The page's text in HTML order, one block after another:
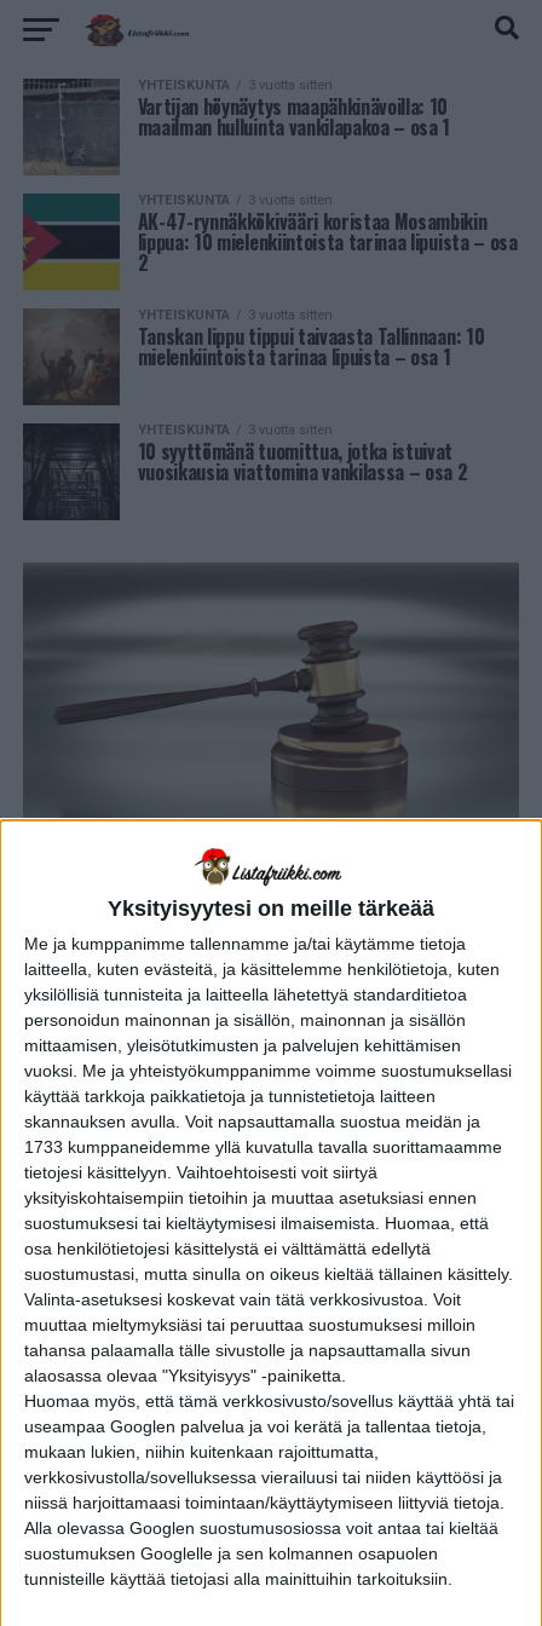
Yksityisyytesi on meille tärkeää
Me ja kumppanimme tallennamme ja/tai käytämme tietoja
laitteella, kuten evästeitä, ja käsittelemme henkilötietoja, kuten
yksilöllisiä tunnisteita ja laitteella lähetettyä standarditietoa
personoidun mainonnan ja sisällön, mainonnan ja sisällön
mittaamisen, yleisötutkimusten ja palvelujen kehittämisen
vuoksi. Me ja yhteistyökumppanimme voimme suostumuksellasi
käyttää tarkkoja paikkatietoja ja tunnistetietoja laitteen
skannauksen avulla. Voit napsauttamalla suostua meidän ja
1733 kumppaneidemme yllä kuvatulla tavalla suorittamaamme
tietojesi käsittelyyn. Vaihtoehtoisesti voit siirtyä
yksityiskohtaisempiin tietoihin ja muuttaa asetuksiasi ennen
suostumuksesi tai kieltäytymisesi ilmaisemista.
Huomaa, että
osa henkilötietojesi käsittelystä ei välttämättä edellytä
suostumustasi, mutta sinulla on oikeus kieltää tällainen käsittely.
Valinta-asetuksesi koskevat vain tätä verkkosivustoa. Voit
muuttaa mieltymyksiäsi tai peruuttaa suostumuksesi milloin
tahansa palaamalla tälle sivustolle ja napsauttamalla sivun
alaosassa olevaa "Yksityisyys" -painiketta.
Huomaa myös, että tämä verkkosivusto/sovellus käyttää yhtä tai
useampaa Googlen palvelua ja voi kerätä ja tallentaa tietoja,
mukaan lukien, niihin kuitenkaan rajoittumatta,
verkkosivustolla/sovelluksessa vierailuusi tai niiden käyttöösi ja
niissä harjoittamaasi toimintaan/käyttäytymiseen liittyviä tietoja.
Alla olevassa Googlen suostumusosiossa voit antaa tai kieltää
suostumuksen Googlelle ja sen kolmannen osapuolen
tunnisteille käyttää tietojasi alla mainittuihin tarkoituksiin.
YHTEISKUNTA 3 vuotta sitten
Vartijan höynäytys maapähkinävoilla: 10
maailman hulluinta vankilapakoa – osa 1
YHTEISKUNTA 3 vuotta sitten
AK-47-rynnäkkökivääri koristaa Mosambikin
lippua: 10 mielenkiintoista tarinaa lipuista – osa
2
YHTEISKUNTA 3 vuotta sitten
Tanskan lippu tippui taivaasta Tallinnaan: 10
mielenkiintoista tarinaa lipuista – osa 1
YHTEISKUNTA 3 vuotta sitten
10 syyttömänä tuomittua, jotka istuivat
vuosikausia viattomina vankilassa – osa 2
YHTEISKUNTA 3 vuotta sitten
10 syyttömänä tuomittua, jotka
istuivat vuosikausia viattomina
vankilassa – osa 1
3 vuotta sitten
Miksi love tarkoittaa tenniksessä nollaa?
YHTEISKUNTA 3 vuotta sitten
Miksi Suomen tunnetuimman pokaalin nimi on
Kanada-malja? 10 tarinaa ikonisista
urheilupalkinnoista – osa 2
Missä on Muhammad Alin alkuperäinen
olympiakultamitali? 10 tarinaa ikonisista
urheilupalkinnoista – osa 1
YHTEISKUNTA 3 vuotta sitten
”Väärään” aikaan syntyneet naitetaan ensin
puille: 10 erikoista hääperinnettä maailmalta –
osa 2